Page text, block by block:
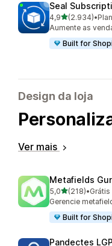
Seal
4,9de 5 estrelas
(2.934)
2934 avaliações
•
Aumente as
Built for
Design da loja
Ver mais
Metafields
5,0de 5 estrelas
(218)
218 avaliações
•Grátis
Gerencie
Built for
Pandectes